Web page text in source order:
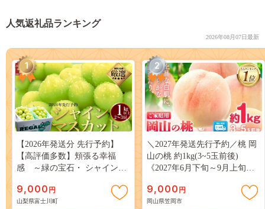
人気返礼品ランキング
2026年08月07日最新
1
【2026年発送分 先行予約】
【高評価多数】頬張る幸福
感 ～緑の宝石・ シャインマ
３房） フルーツ 山梨県産 果
物 くだもの シャイン マスカ
9,000 円
山梨県富士川町
2
＼2027年発送先行予約／桃 岡
山の桃 約1kg(3~5玉前後)
《2027年6月下旬～9月上旬頃
岡山 はくとう スイーツ フル
ーツ 果物 デザート 旬 モモ も
9,000 円
岡山県笠岡市